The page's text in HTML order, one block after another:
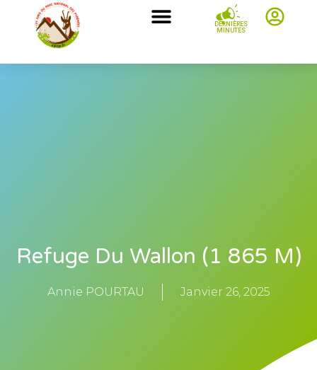
DERNIÈRES
MINUTES
Refuge Du Wallon (1 865 M)
Annie POURTAU Janvier 26, 2025